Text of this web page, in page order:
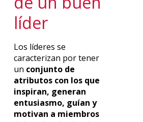
líder
Los líderes se
caracterizan por tener
un conjunto de
atributos con los que
inspiran, generan
entusiasmo, guían y
motivan a miembros